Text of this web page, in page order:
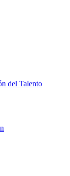
del Talento